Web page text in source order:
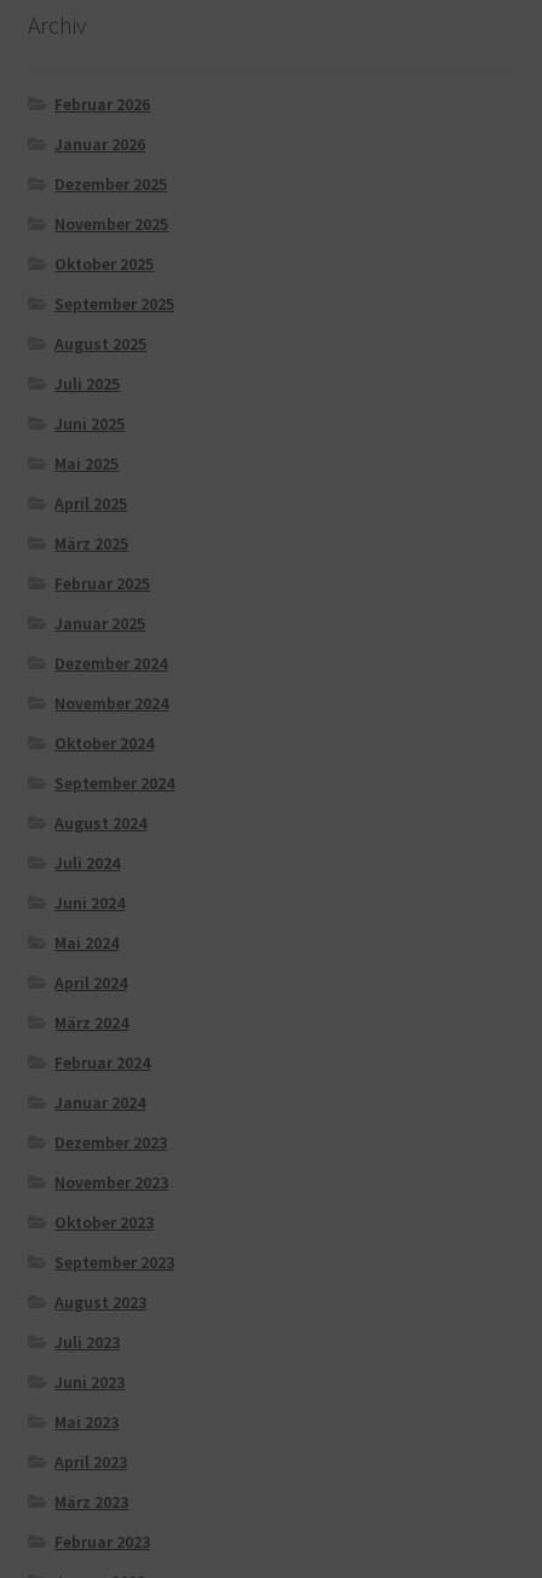
Archiv
Februar 2026
Januar 2026
Dezember 2025
November 2025
Oktober 2025
September 2025
August 2025
Juli 2025
Juni 2025
Mai 2025
April 2025
März 2025
Februar 2025
Januar 2025
Dezember 2024
November 2024
Oktober 2024
September 2024
August 2024
Juli 2024
Juni 2024
Mai 2024
April 2024
März 2024
Februar 2024
Januar 2024
Dezember 2023
November 2023
Oktober 2023
September 2023
August 2023
Juli 2023
Juni 2023
Mai 2023
April 2023
März 2023
Februar 2023